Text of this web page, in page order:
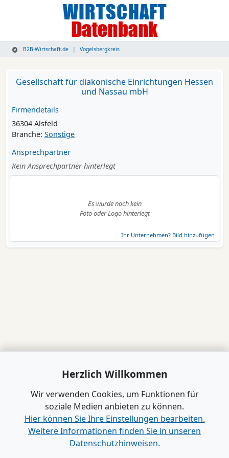
B2B-Wirtschaft.de Vogelsbergkreis
Gesellschaft für diakonische Einrichtungen Hessen
und Nassau mbH
Firmendetails
36304 Alsfeld
Branche: Sonstige
Ansprechpartner
Kein Ansprechpartner hinterlegt
Es wurde noch kein
Foto oder Logo hinterlegt
Ihr Unternehmen? Bild hinzufügen
Herzlich Willkommen
Wir verwenden Cookies, um Funktionen für
soziale Medien anbieten zu können.
Hier können Sie Ihre Einstellungen bearbeiten.
Weitere Informationen finden Sie in unseren
Datenschutzhinweisen.